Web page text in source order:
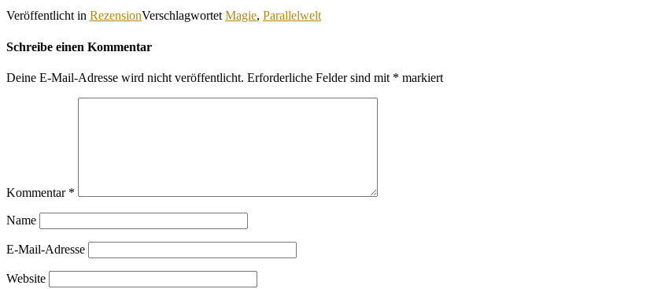
Veröffentlicht in RezensionVerschlagwortet Magie, Parallelwelt
Schreibe einen Kommentar
Deine E-Mail-Adresse wird nicht veröffentlicht. Erforderliche Felder sind mit * markiert
Kommentar *
Name
E-Mail-Adresse
Website